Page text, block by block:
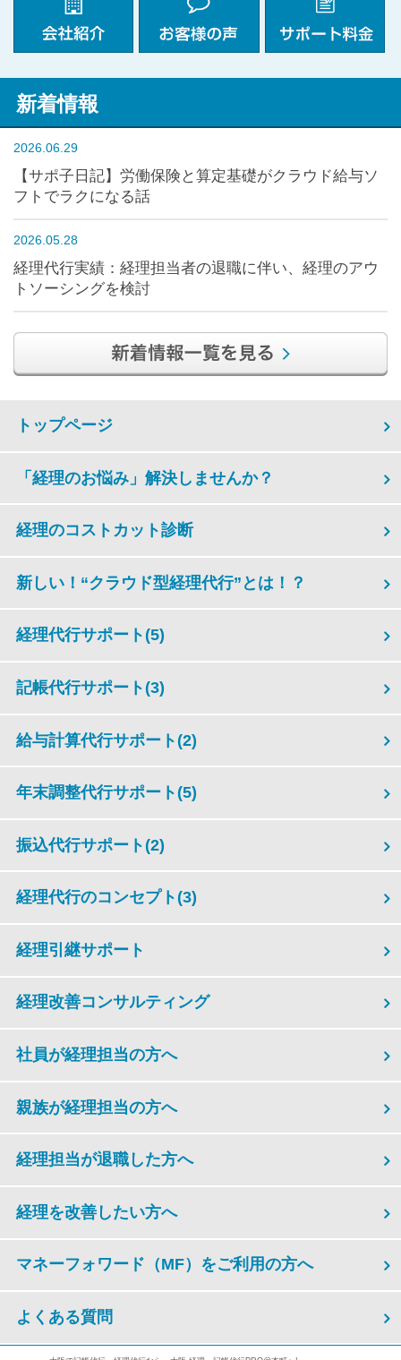
新着情報
2026.06.29
【サポ子日記】労働保険と算定基礎がクラウド給与ソ
フトでラクになる話
2026.05.28
経理代行実績：経理担当者の退職に伴い、経理のアウ
トソーシングを検討
トップページ
「経理のお悩み」解決しませんか？
経理のコストカット診断
新しい！“クラウド型経理代行”とは！？
経理代行サポート (5)
記帳代行サポート (3)
給与計算代行サポート (2)
年末調整代行サポート (5)
振込代行サポート (2)
経理代行のコンセプト (3)
経理引継サポート
経理改善コンサルティング
社員が経理担当の方へ
親族が経理担当の方へ
経理担当が退職した方へ
経理を改善したい方へ
マネーフォワード（MF）をご利用の方へ
よくある質問